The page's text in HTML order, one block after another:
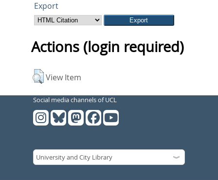
Export
Actions (login required)
View Item
Social media channels of UCL